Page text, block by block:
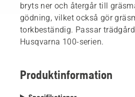
bryts ner och återgår till
gödning, vilket också gör
torkbeständig. Passar
Husqvarna 100-serien.
Produktinformation